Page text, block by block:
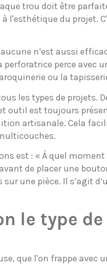
trou doit être
l'esthétique du projet.
n’est aussi
perce avec
ou la
les types de projets.
outil est toujours
artisanale. Cela
est : « À quel
de placer une
une pièce. Il s’agit
le type
que l'on frappe avec